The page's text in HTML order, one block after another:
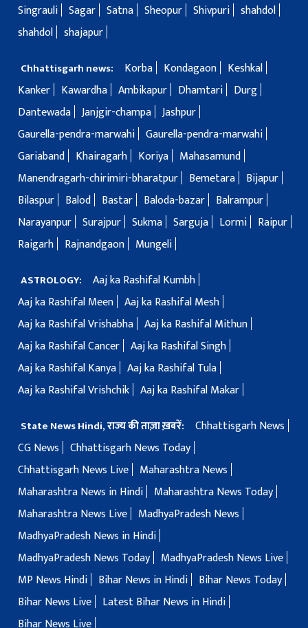
Singrauli Sagar Satna Sheopur Shivpuri shahdol
shahdol shajapur
Chhattisgarh news: Korba Kondagaon
Keshkal
Kanker
Kawardha Ambikapur Dhamtari
Durg
Dantewada Janjgir-champa Jashpur
Gaurella-pendra-marwahi Gaurella-pendra-marwahi
Gariaband
Khairagarh Koriya
Mahasamund
Manendragarh-chirimiri-bharatpur
Bemetara
Bijapur
Bilaspur
Balod Bastar Baloda-bazar
Balrampur
Narayanpur Surajpur Sukma Sarguja Lormi
Raipur
Raigarh
Rajnandgaon Mungeli
ASTROLOGY:
Aaj ka Rashifal Kumbh
Aaj ka Rashifal Meen Aaj ka Rashifal Mesh
Aaj ka Rashifal Vrishabha Aaj ka Rashifal Mithun
Aaj ka Rashifal Cancer Aaj ka Rashifal Singh
Aaj ka Rashifal Kanya Aaj ka Rashifal Tula
Aaj ka Rashifal Vrishchik Aaj ka Rashifal Makar
State News Hindi, राज्य की ताज़ा ख़बरें:
Chhattisgarh News
CG News
Chhattisgarh News Today
Chhattisgarh News Live
Maharashtra News
Maharashtra News in Hindi
Maharashtra News Today
Maharashtra News Live
MadhyaPradesh News
MadhyaPradesh News in Hindi
MadhyaPradesh News Today
MadhyaPradesh News Live
MP News Hindi
Bihar News in Hindi
Bihar News Today
Bihar News Live
Latest Bihar News in Hindi
Bihar News Live